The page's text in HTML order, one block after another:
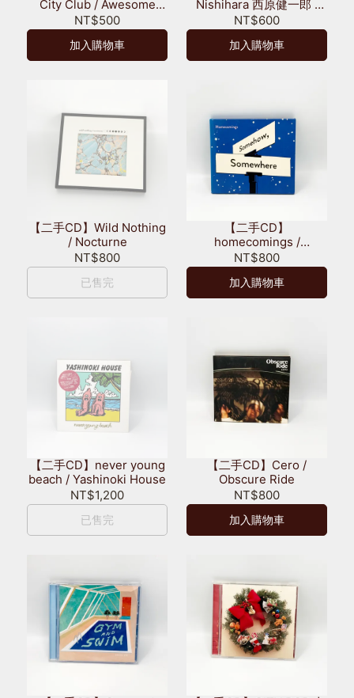
City Club / Awesome
City Tracks 3
NT$500
加入購物車
Nishihara 西原健一郎 /
Jazzistic Mix
NT$600
加入購物車
【二手CD】Wild Nothing
/ Nocturne
NT$800
已售完
【二手CD】
homecomings /
Somehow, Somewhere
NT$800
加入購物車
【二手CD】never young
beach / Yashinoki House
NT$1,200
已售完
【二手CD】Cero /
Obscure Ride
NT$800
加入購物車